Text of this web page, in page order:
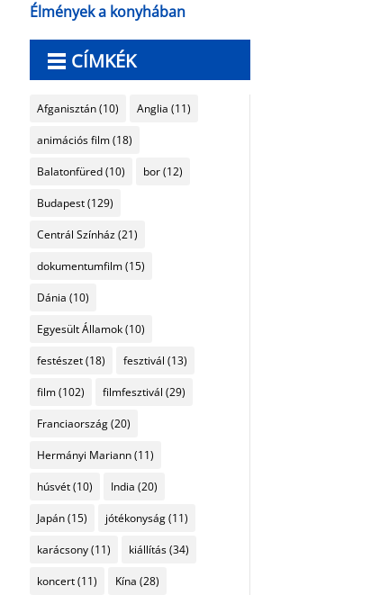
Élmények a konyhában
CÍMKÉK
Afganisztán(10) Anglia (11)
animációs film(18)
Balatonfüred(10) bor(12)
Budapest(129)
Centrál Színház(21)
dokumentumfilm(15)
Dánia (10)
Egyesült Államok(10)
festészet(18) fesztivál (13)
film(102) filmfesztivál (29)
Franciaország(20)
Hermányi Mariann(11)
húsvét(10) India (20)
Japán(15) jótékonyság(11)
karácsony(11) kiállítás(34)
koncert(11) Kína (28)